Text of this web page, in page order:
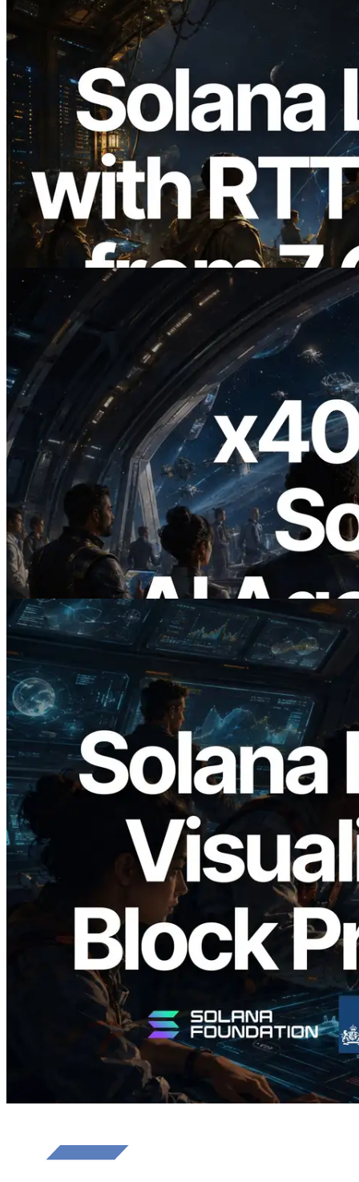
2026.08.05
ERPC expande a Solana Leader Slot API
com medição de ping a partir de 7 regiões
globais — Validators Information API
também lançada
2026.07.04
ERPC lança Solana RPC com suporte a
x402 — A era em que agentes de IA
pagam sob demanda pelas APIs de que
precisam
Ler este artigo
2026.05.24
Validators Solutions lança Solana Block
Analyzer — Visualizando o tempo de
produção de bloco por slot e o validador
responsável